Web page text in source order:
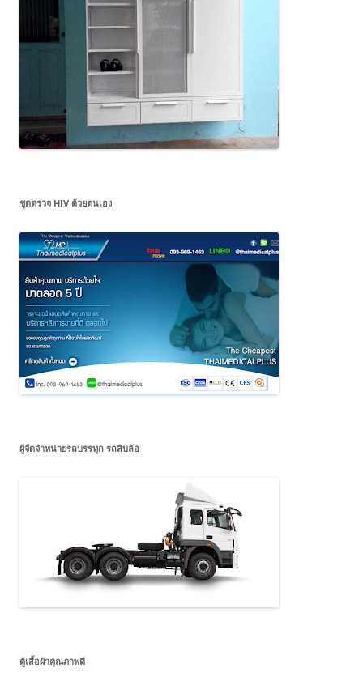
ชุดตรวจ HIV ด้วยตนเอง
ผู้จัดจำหน่ายรถบรรทุก รถสิบล้อ
ตู้เสื้อผ้าคุณภาพดี